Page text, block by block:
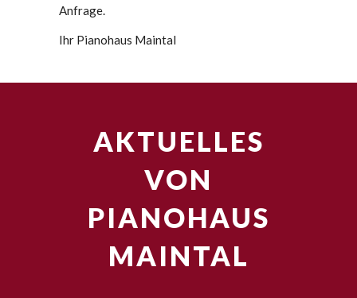
Anfrage.
Ihr Pianohaus Maintal
AKTUELLES
VON
PIANOHAUS
MAINTAL